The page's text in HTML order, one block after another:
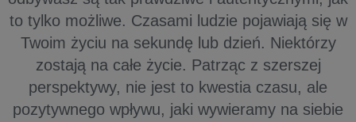
to tylko możliwe. Czasami ludzie pojawiają się w
Twoim życiu na sekundę lub dzień. Niektórzy
zostają na całe życie. Patrząc z szerszej
perspektywy, nie jest to kwestia czasu, ale
pozytywnego wpływu, jaki wywieramy na siebie